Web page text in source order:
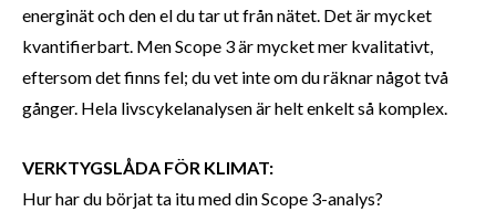
energinät och den el du tar ut från nätet. Det är mycket
kvantifierbart. Men Scope 3 är mycket mer kvalitativt,
eftersom det finns fel; du vet inte om du räknar något två
gånger. Hela livscykelanalysen är helt enkelt så komplex.
VERKTYGSLÅDA FÖR KLIMAT:
Hur har du börjat ta itu med din Scope 3-analys?